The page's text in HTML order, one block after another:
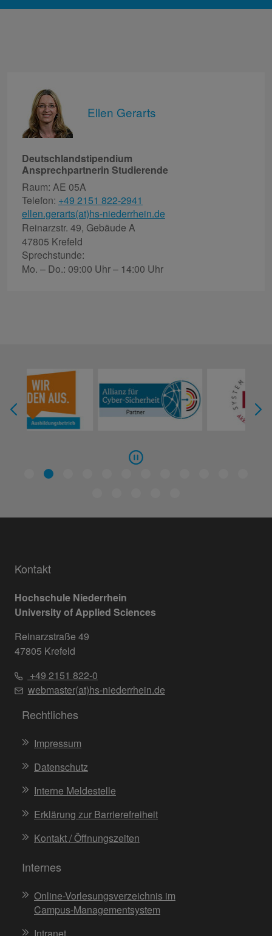
Ellen Gerarts
Deutschlandstipendium
Ansprechpartnerin Studierende
Raum: AE 05A
Telefon: +49 2151 822-2941
ellen.gerarts(at)hs-niederrhein.de
Reinarzstr. 49, Gebäude A
47805 Krefeld
Sprechstunde:
Mo. – Do.: 09:00 Uhr – 14:00 Uhr
Kontakt
Hochschule Niederrhein
University of Applied Sciences
Reinarzstraße 49
47805 Krefeld
+49 2151 822-0
webmaster(at)hs-niederrhein.de
Rechtliches
Impressum
Datenschutz
Interne Meldestelle
Erklärung zur Barrierefreiheit
Kontakt / Öffnungszeiten
Internes
Online-Vorlesungsverzeichnis im
Campus-Managementsystem
Intranet